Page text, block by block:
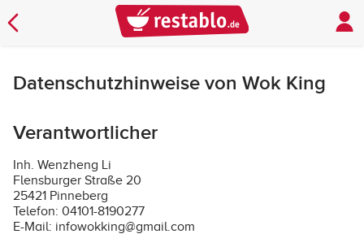
Datenschutzhinweise von Wok King
Verantwortlicher
Inh. Wenzheng Li
Flensburger Straße 20
25421 Pinneberg
Telefon: 04101-8190277
E-Mail: infowokking@gmail.com